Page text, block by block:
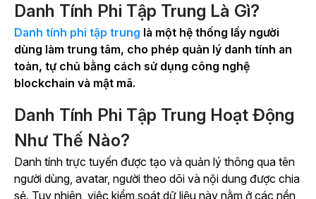
Danh Tính Phi Tập Trung Là Gì?
Danh tính phi tập trung là một hệ thống lấy người
dùng làm trung tâm, cho phép quản lý danh tính an
toàn, tự chủ bằng cách sử dụng công nghệ
blockchain và mật mã.
Danh Tính Phi Tập Trung Hoạt Động
Như Thế Nào?
Danh tính trực tuyến được tạo và quản lý thông qua tên
người dùng, avatar, người theo dõi và nội dung được chia
sẻ. Tuy nhiên, việc kiểm soát dữ liệu này nằm ở các nền